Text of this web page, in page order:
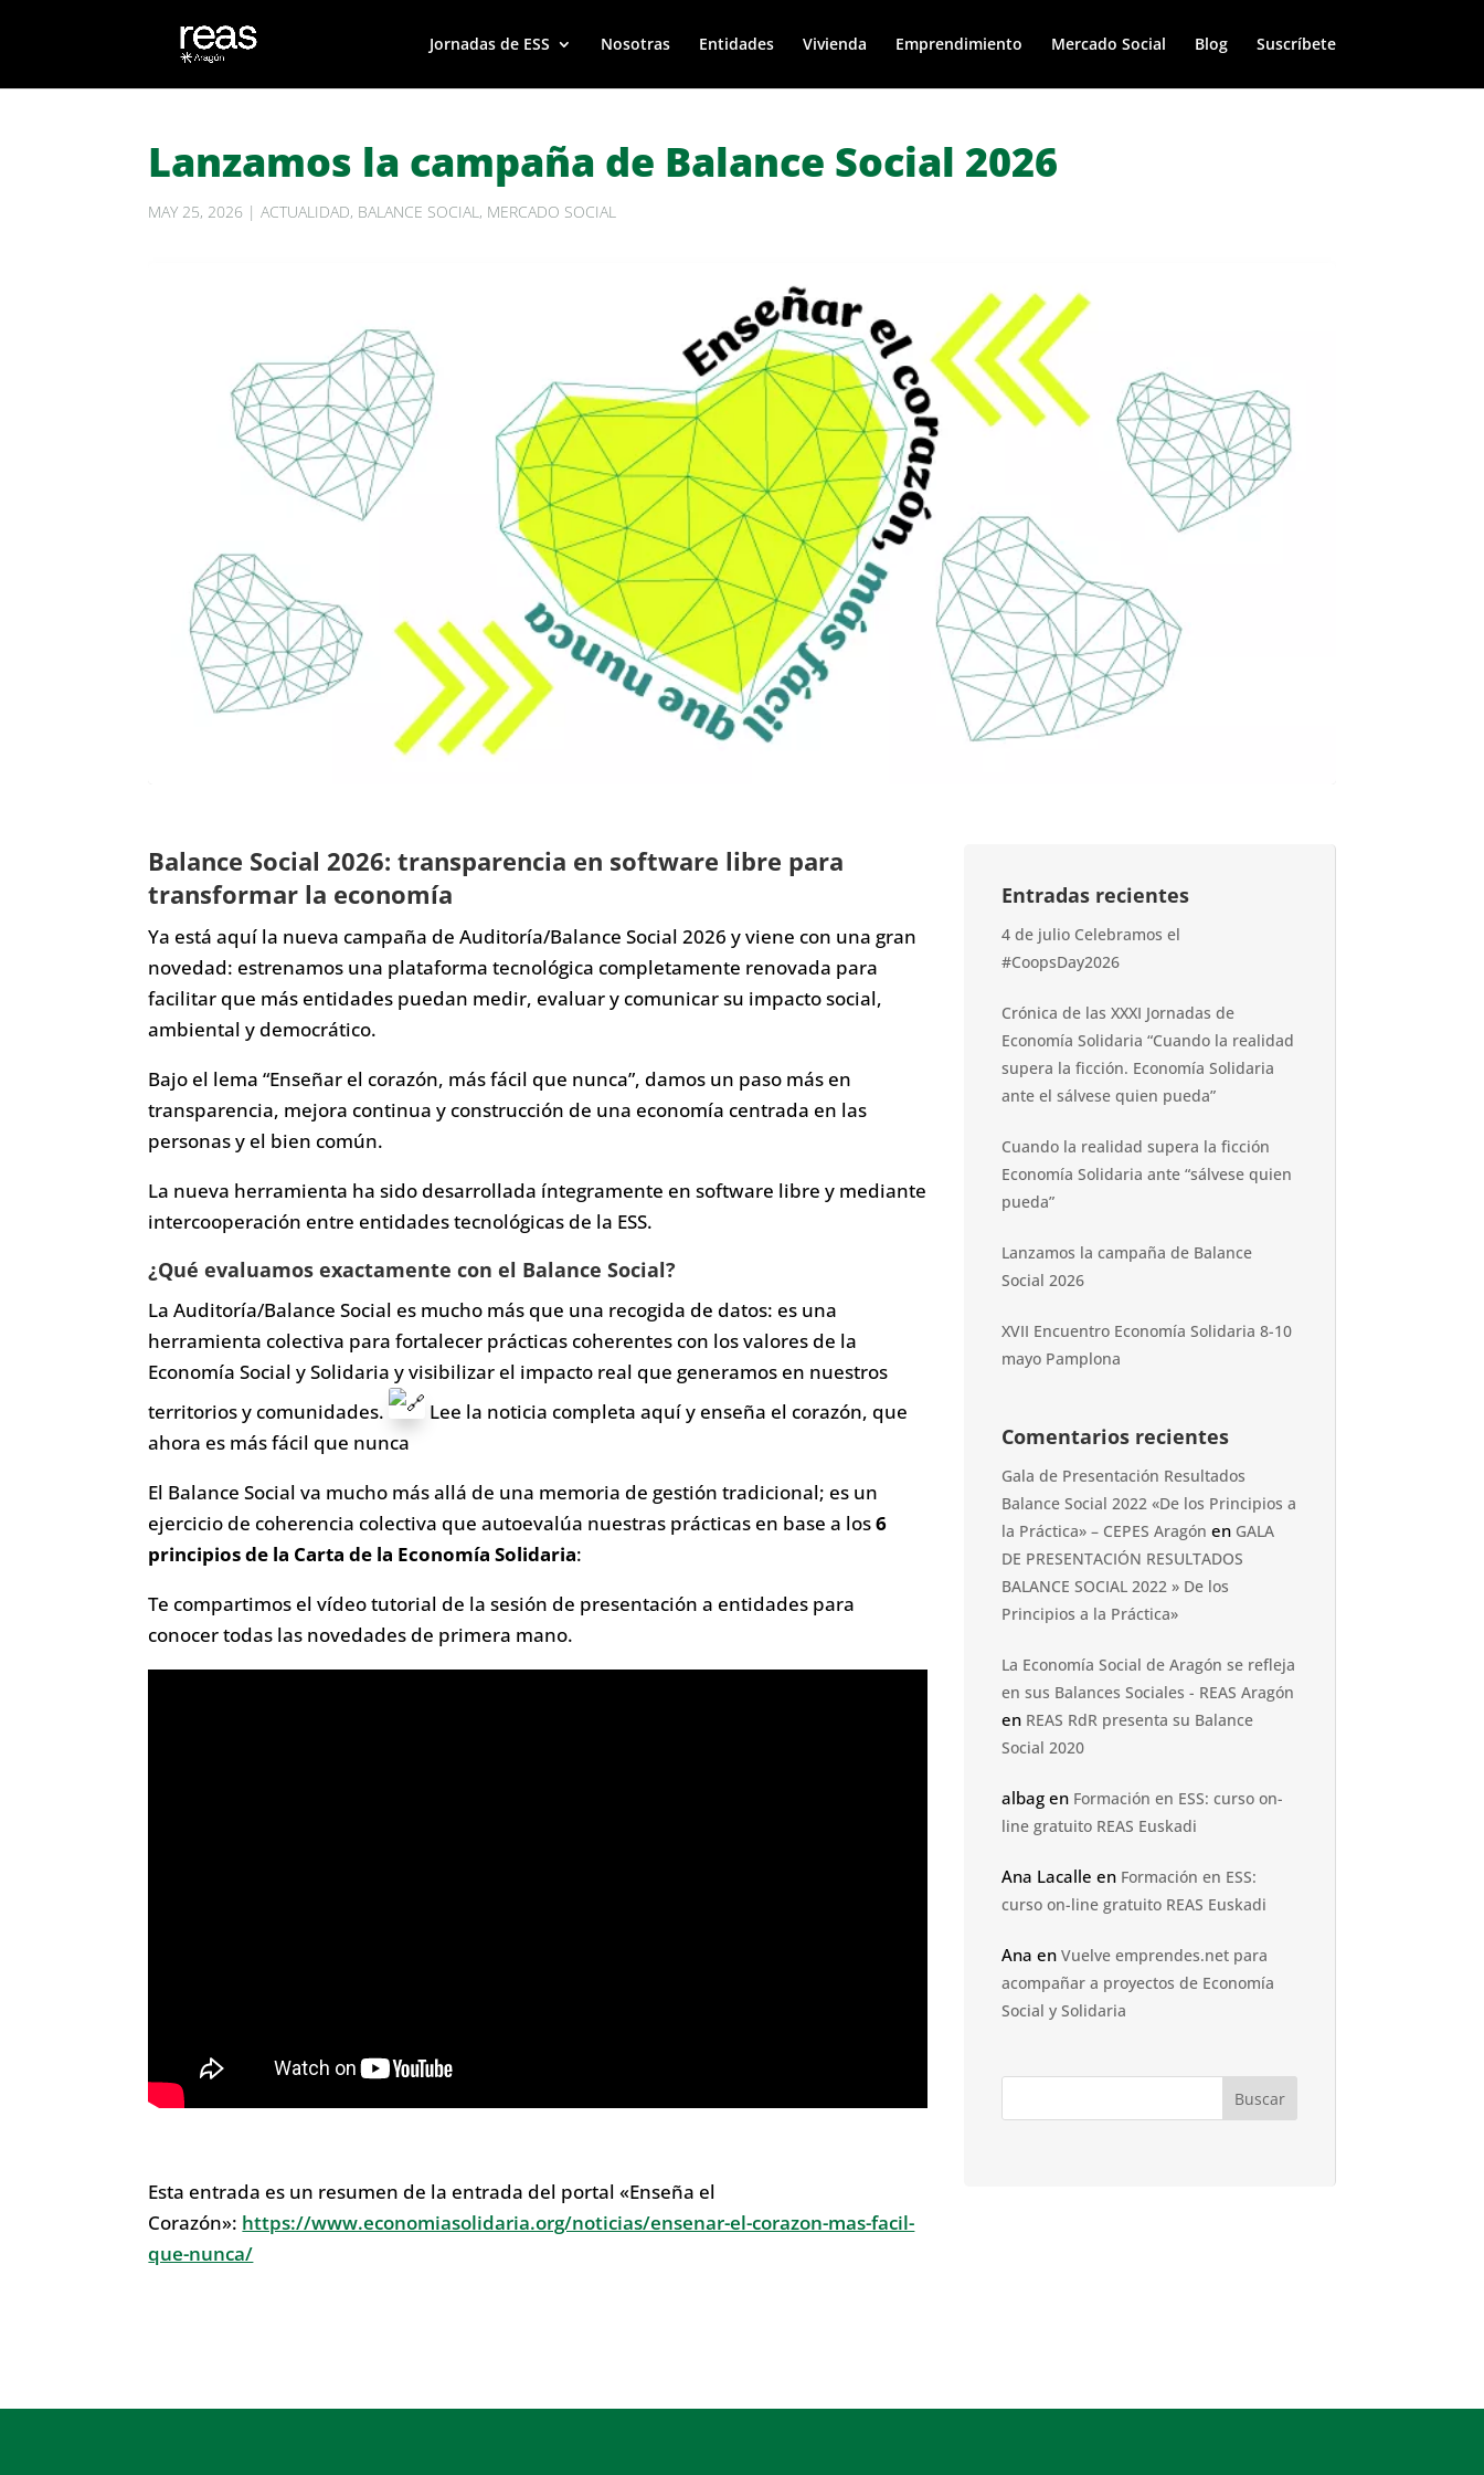
Jornadas de ESS Nosotras Entidades Vivienda Emprendimiento Mercado Social Blog Suscríbete
Lanzamos la campaña de Balance Social 2026
MAY 25, 2026 |ACTUALIDAD, BALANCE SOCIAL, MERCADO SOCIAL
Balance Social 2026: transparencia en software libre para
transformar la economía
Ya está aquí la nueva campaña de Auditoría/Balance Social 2026 y viene con una gran
novedad: estrenamos una plataforma tecnológica completamente renovada para
facilitar que más entidades puedan medir, evaluar y comunicar su impacto social,
ambiental y democrático.
Bajo el lema “Enseñar el corazón, más fácil que nunca”, damos un paso más en
transparencia, mejora continua y construcción de una economía centrada en las
personas y el bien común.
La nueva herramienta ha sido desarrollada íntegramente en software libre y mediante
intercooperación entre entidades tecnológicas de la ESS.
¿Qué evaluamos exactamente con el Balance Social?
La Auditoría/Balance Social es mucho más que una recogida de datos: es una
herramienta colectiva para fortalecer prácticas coherentes con los valores de la
Economía Social y Solidaria y visibilizar el impacto real que generamos en nuestros
territorios y comunidades.
Lee la noticia completa aquí y enseña el corazón, que
ahora es más fácil que nunca
El Balance Social va mucho más allá de una memoria de gestión tradicional; es un
ejercicio de coherencia colectiva que autoevalúa nuestras prácticas en base a los6
principios de la Carta de la Economía Solidaria:
Te compartimos el vídeo tutorial de la sesión de presentación a entidades para
conocer todas las novedades de primera mano.
Esta entrada es un resumen de la entrada del portal «Enseña el
Corazón»: https://www.economiasolidaria.org/noticias/ensenar-el-corazon-mas-facil-
que-nunca/
Entradas recientes
4 de julio Celebramos el
#CoopsDay2026
Crónica de las XXXI Jornadas de
Economía Solidaria “Cuando la realidad
supera la ficción. Economía Solidaria
ante el sálvese quien pueda”
Cuando la realidad supera la ficción
Economía Solidaria ante “sálvese quien
pueda”
Lanzamos la campaña de Balance
Social 2026
XVII Encuentro Economía Solidaria 8-10
mayo Pamplona
Comentarios recientes
Gala de Presentación Resultados
Balance Social 2022 «De los Principios a
la Práctica» – CEPES Aragón en GALA
DE PRESENTACIÓN RESULTADOS
BALANCE SOCIAL 2022 » De los
Principios a la Práctica»
La Economía Social de Aragón se refleja
en sus Balances Sociales - REAS Aragón
en REAS RdR presenta su Balance
Social 2020
albagen Formación en ESS: curso on-
line gratuito REAS Euskadi
Ana Lacalle en Formación en ESS:
curso on-line gratuito REAS Euskadi
Ana en Vuelve emprendes.net para
acompañar a proyectos de Economía
Social y Solidaria